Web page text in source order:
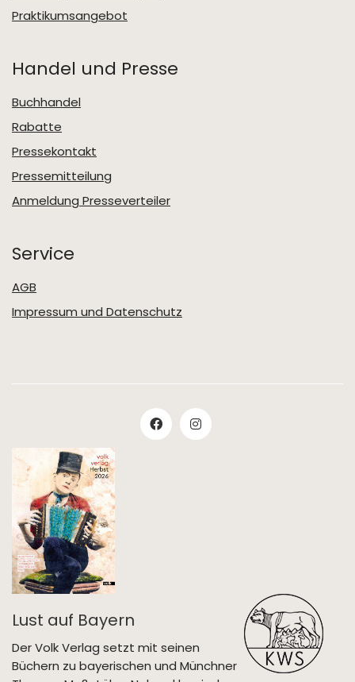
Praktikumsangebot
Handel und Presse
Buchhandel
Rabatte
Pressekontakt
Pressemitteilung
Anmeldung Presseverteiler
Service
AGB
Impressum und Datenschutz
Lust auf Bayern
Der Volk Verlag setzt mit seinen
Büchern zu bayerischen und Münchner